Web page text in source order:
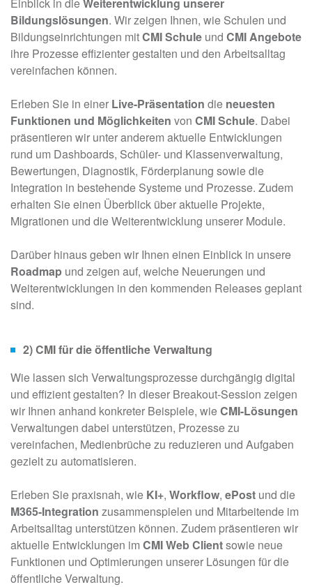
Bildungslösungen. Wir zeigen Ihnen, wie Schulen und
Bildungseinrichtungen mitCMI Schule und CMI Angebote
ihre Prozesse effizienter gestalten und den Arbeitsalltag
vereinfachen können.
Erleben Sie in einer Live-Präsentation die neuesten
Funktionen und Möglichkeiten von CMI Schule. Dabei
präsentieren wir unter anderem aktuelle Entwicklungen
rund um Dashboards, Schüler- und Klassenverwaltung,
Bewertungen, Diagnostik, Förderplanung sowie die
Integration in bestehende Systeme und Prozesse. Zudem
erhalten Sie einen Überblick über aktuelle Projekte,
Migrationen und die Weiterentwicklung unserer Module.
Darüber hinaus geben wir Ihnen einen Einblick in unsere
Roadmap und zeigen auf, welche Neuerungen und
Weiterentwicklungen in den kommenden Releases geplant
sind.
2)CMI für die öffentliche Verwaltung
Wie lassen sich Verwaltungsprozesse durchgängig digital
und effizient gestalten? In dieser Breakout-Session zeigen
wir Ihnen anhand konkreter Beispiele, wieCMI-Lösungen
Verwaltungen dabei unterstützen, Prozesse zu
vereinfachen, Medienbrüche zu reduzieren und Aufgaben
gezielt zu automatisieren.
Erleben Sie praxisnah, wie KI+, Workflow, ePost und die
M365-Integration zusammenspielen und Mitarbeitende im
Arbeitsalltag unterstützen können. Zudem präsentieren wir
aktuelle Entwicklungen im CMI Web Clientsowie neue
Funktionen und Optimierungen unserer Lösungen für die
öffentliche Verwaltung.